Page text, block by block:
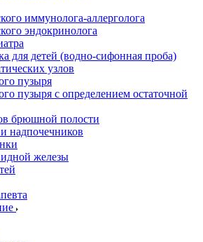
иммунолога-аллерголога
эндокринолога
для детей (водно-сифонная проба)
узлов
пузыря
пузыря с определением остаточной
брюшной полости
надпочечников
железы